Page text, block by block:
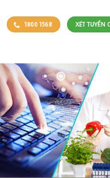
1800 1568 XÉT TUYỂN